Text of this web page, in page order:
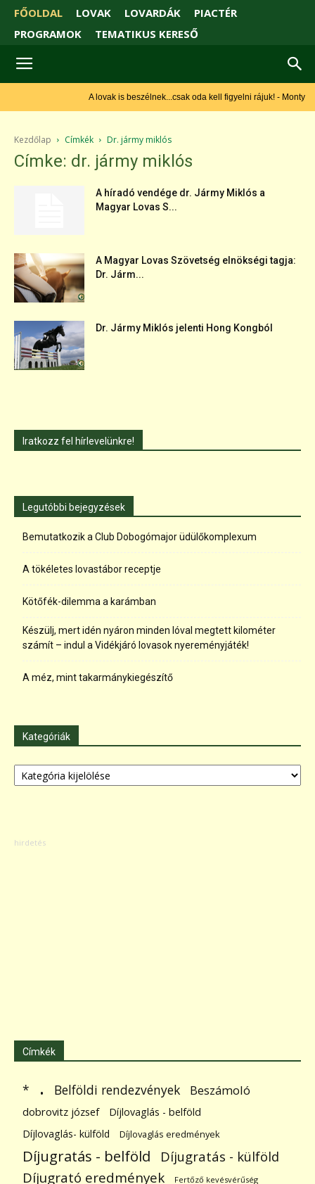
FŐOLDAL LOVAK LOVARDÁK
PIACTÉR
PROGRAMOK
TEMATIKUS KERESŐ
A lovak is beszélnek...csak oda kell figyelni rájuk! - Monty
Kezdőlap Címkék Dr. jármy miklós
Címke: dr. jármy miklós
A híradó vendége dr. Jármy Miklós a
Magyar Lovas S...
A Magyar Lovas Szövetség elnökségi tagja:
Dr. Járm...
Dr. Jármy Miklós jelenti Hong Kongból
Iratkozz fel hírlevelünkre!
Legutóbbi bejegyzések
Bemutatkozik a Club Dobogómajor üdülőkomplexum
A tökéletes lovastábor receptje
Kötőfék-dilemma a karámban
Készülj, mert idén nyáron minden lóval megtett kilométer
számít – indul a Vidékjáró lovasok nyereményjáték!
A méz, mint takarmánykiegészítő
Kategóriák
Kategóriák
Címkék
* . Belföldi rendezvények Beszámoló
dobrovitz józsef
Díjlovaglás - belföld
Díjlovaglás- külföld
Díjlovaglás eredmények
Díjugratás - belföld Díjugratás - külföld
Díjugrató eredmények Fertőző kevésvérűség